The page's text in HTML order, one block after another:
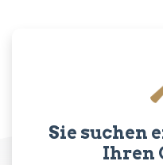
Sie suchen
Ihren